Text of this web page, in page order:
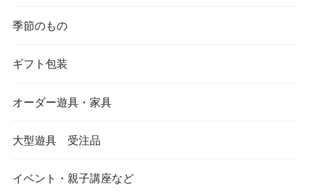
季節のもの
ギフト包装
オーダー遊具・家具
大型遊具 受注品
イベント・親子講座など